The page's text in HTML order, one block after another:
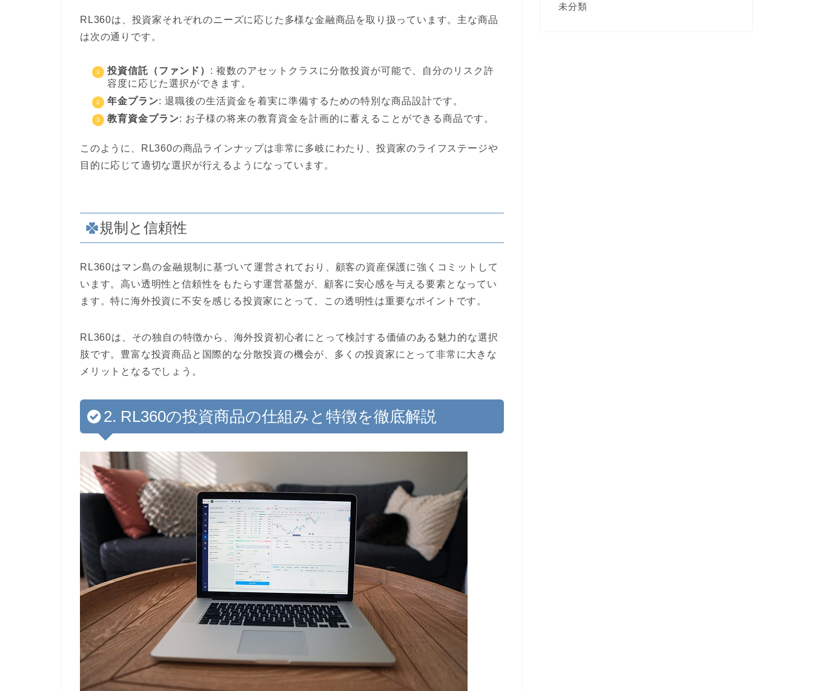
RL360は、投資家それぞれのニーズに応じた多様な金融商品を取り扱っています。主な商品
は次の通りです。
投資信託（ファンド） : 複数のアセットクラスに分散投資が可能で、自分のリスク許
容度に応じた選択ができます。
年金プラン: 退職後の生活資金を着実に準備するための特別な商品設計です。
教育資金プラン: お子様の将来の教育資金を計画的に蓄えることができる商品です。
このように、RL360の商品ラインナップは非常に多岐にわたり、投資家のライフステージや
目的に応じて適切な選択が行えるようになっています。
規制と信頼性
RL360はマン島の金融規制に基づいて運営されており、顧客の資産保護に強くコミットして
います。高い透明性と信頼性をもたらす運営基盤が、顧客に安心感を与える要素となってい
ます。特に海外投資に不安を感じる投資家にとって、この透明性は重要なポイントです。
RL360は、その独自の特徴から、海外投資初心者にとって検討する価値のある魅力的な選択
肢です。豊富な投資商品と国際的な分散投資の機会が、多くの投資家にとって非常に大きな
メリットとなるでしょう。
2. RL360の投資商品の仕組みと特徴を徹底解説
未分類